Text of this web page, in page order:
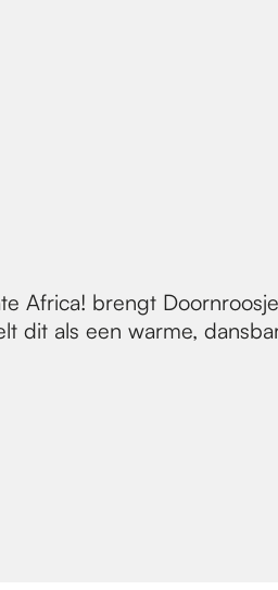
Africa! brengt
dit als een warme,